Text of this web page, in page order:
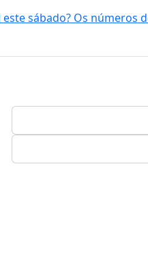
sábado? Os números